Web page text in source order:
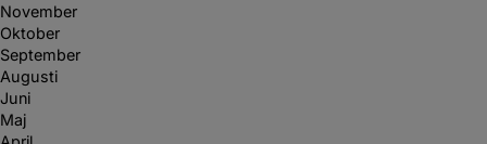
November
Oktober
September
Augusti
Juni
Maj